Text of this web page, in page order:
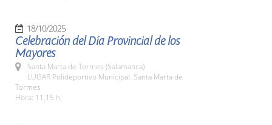
18/10/2025
Celebración del Día Provincial de los
Mayores
Santa Marta de Tormes (Salamanca)
LUGAR Polideportivo Municipal. Santa Marta de
Tormes
Hora: 11,15 h.